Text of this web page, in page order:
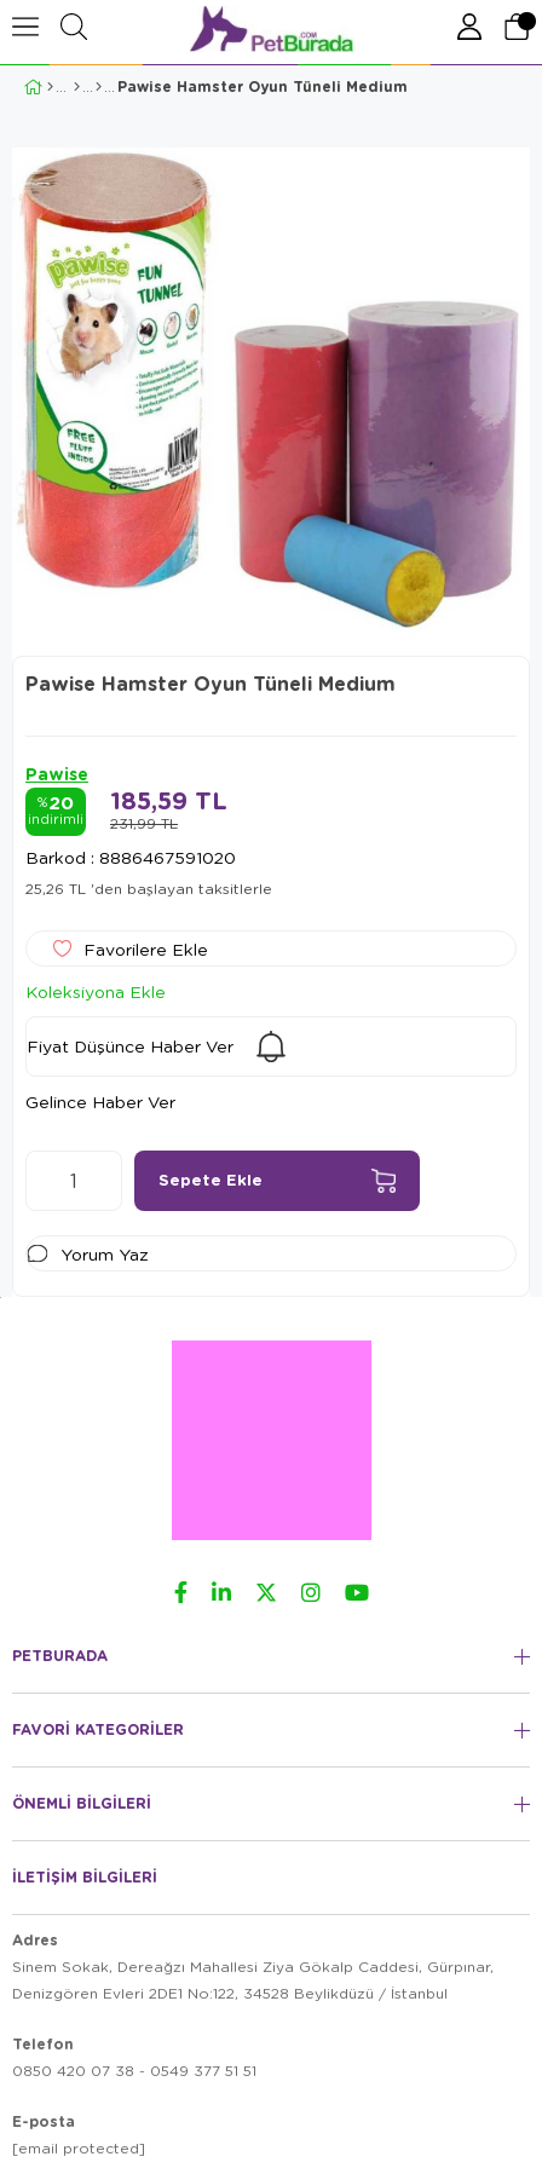
Pawise Hamster Oyun Tüneli Medium
Pawise Hamster Oyun Tüneli Medium
Pawise
%20
indirimli 231,99 TL
185,59 TL
Barkod : 8886467591020
25,26 TL 'den başlayan taksitlerle
Favorilere Ekle
Koleksiyona Ekle
Fiyat Düşünce Haber Ver
Gelince Haber Ver
Yorum Yaz
PETBURADA
FAVORİ KATEGORİLER
ÖNEMLİ BİLGİLERİ
İLETİŞİM BİLGİLERİ
Adres
Sinem Sokak, Dereağzı Mahallesi Ziya Gökalp Caddesi, Gürpınar,
Denizgören Evleri 2DE1 No:122, 34528 Beylikdüzü / İstanbul
Telefon
0850 420 07 38 - 0549 377 51 51
E-posta
[email protected]